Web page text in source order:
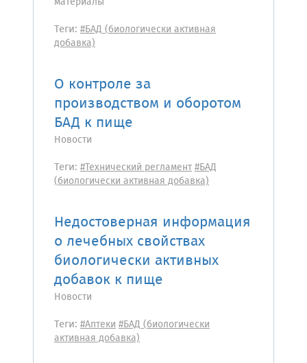
Теги: #БАД (биологически активная
добавка)
О контроле за
производством и оборотом
БАД к пище
Новости
Теги: #Технический регламент#БАД
(биологически активная добавка)
Недостоверная информация
о лечебных свойствах
биологически активных
добавок к пище
Новости
Теги: #Аптеки#БАД (биологически
активная добавка)